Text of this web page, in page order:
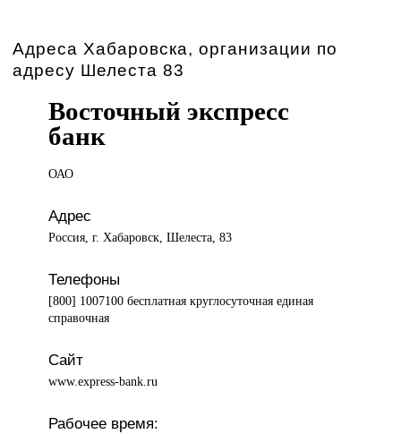
Адреса Хабаровска, организации по
адресу Шелеста 83
Восточный экспресс
банк
ОАО
Адрес
Россия, г. Хабаровск, Шелеста, 83
Телефоны
[800] 1007100 бесплатная круглосуточная единая
справочная
Сайт
www.express-bank.ru
Рабочее время: